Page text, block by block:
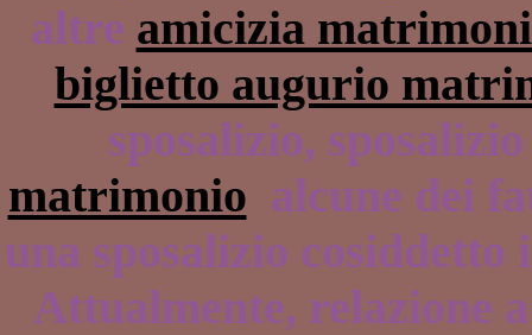
altre amicizia
biglietto augurio
sposalizio,
matrimonio alcune dei
una sposalizio cosiddetto
Attualmente, relazione